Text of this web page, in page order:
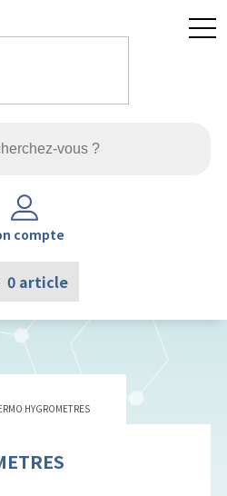
compte
0 article
HYGROMETRES